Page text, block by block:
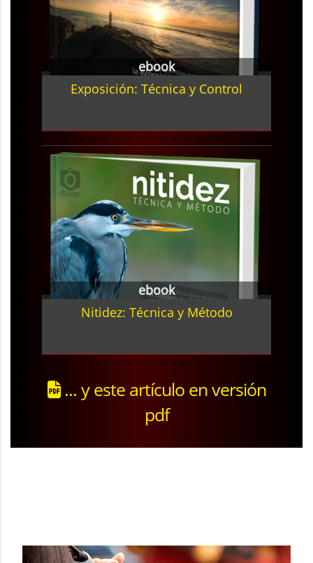
ebook
Exposición: Técnica y Control
ebook
Nitidez: Técnica y Método
... y este artículo en versión
pdf